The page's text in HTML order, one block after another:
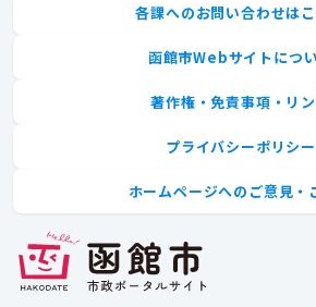
各課へのお問い合わせは
函館市Webサイトにつ
著作権・免責事項・リ
プライバシーポリシー
ホームページへのご意見・